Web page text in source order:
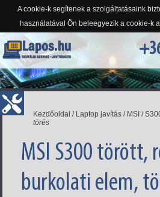
A cookie-k segítenek a szolgáltatásaink
használatával Ön beleegyezik a cookie-k
Kezdőoldal / Laptop javítás / MSI /
törés
MSI S300 törött,
burkolati elem,